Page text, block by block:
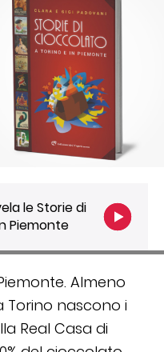
le Storie di
Piemonte
Almeno
Torino nascono i
Real Casa di